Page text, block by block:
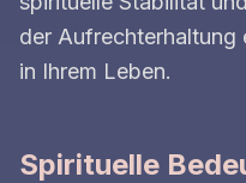
der Aufrechterhaltung
in Ihrem Leben.
Spirituelle